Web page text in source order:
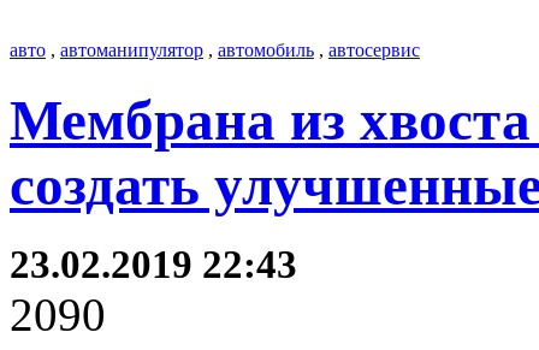
авто , автоманипулятор , автомобиль , автосервис
Мембрана из
создать
23.02.2019 22:43
2090